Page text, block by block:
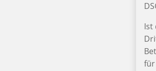
Ist
für